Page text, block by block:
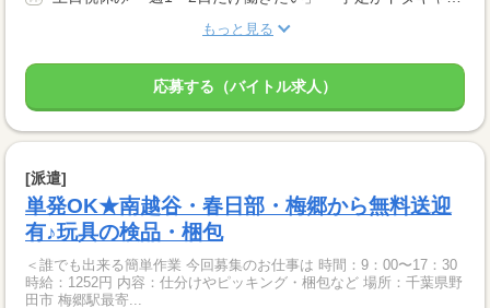
もっと見る
応募する（バイトル求人）
[派遣]
単発OK★南越谷・春日部・梅郷から無料送迎
有♪玩具の検品・梱包
＜誰でも出来る簡単作業 今回募集のお仕事は 時間：9：00〜17：30
時給：1252円 内容：仕分けやピッキング・梱包など 場所：千葉県野
田市 梅郷駅最寄...